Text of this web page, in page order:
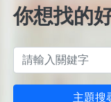
你想找的
主題搜